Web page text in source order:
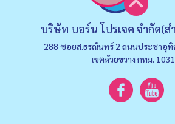
บริษัท บอร์น โปรเจค จำกัด(
288 ซอยส.ธรณินทร์ 2 ถนนประชาอุทิ
เขตห้วยขวาง กทม.